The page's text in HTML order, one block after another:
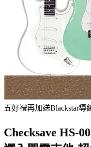
五好禮再加送Blackstar導
Checksave HS-